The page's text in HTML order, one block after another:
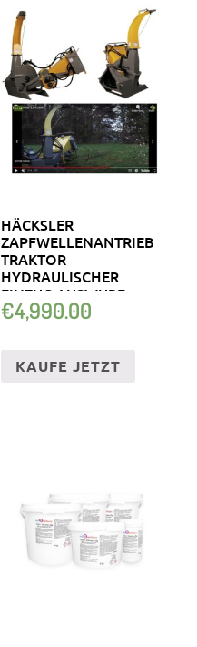
HÄCKSLER
ZAPFWELLENANTRIEB
TRAKTOR
HYDRAULISCHER
EINZUG AUSWURF
SCHWENKBAR ÄSTE
Ø150M
€4,990.00
KAUFE JETZT